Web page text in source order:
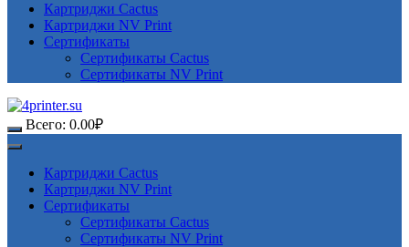
Картриджи Cactus
Картриджи NV Print
Сертификаты
Сертификаты Cactus
Сертификаты NV Print
Всего: 0.00₽
Картриджи Cactus
Картриджи NV Print
Сертификаты
Сертификаты Cactus
Сертификаты NV Print